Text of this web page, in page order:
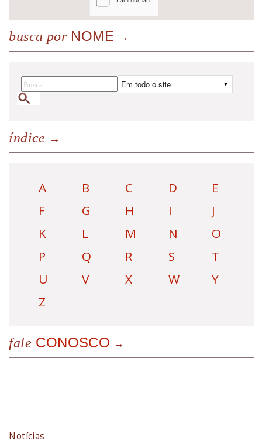
busca porNOME
índice
A B C D
E
F
G H I
J
K
L M N
O
P
Q R S
T
U
V X W
Y
Z
fale CONOSCO
Notícias